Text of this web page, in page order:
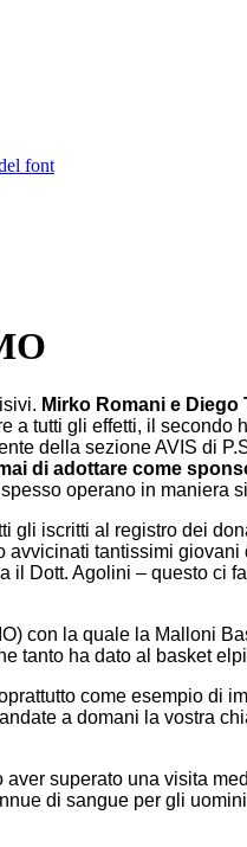
Mirko Romani e
a tutti gli effetti, il secondo
della sezione AVIS di
di adottare come
operano in maniera
gli iscritti al registro dei
tantissimi giovani
Dott. Agolini – questo ci
con la quale la Malloni
tanto ha dato al basket
come esempio di
a domani la vostra
superato una visita
di sangue per gli